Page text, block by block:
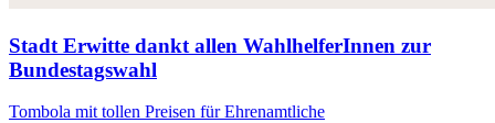
Stadt Erwitte dankt allen WahlhelferInnen zur
Bundestagswahl
Tombola mit tollen Preisen für Ehrenamtliche